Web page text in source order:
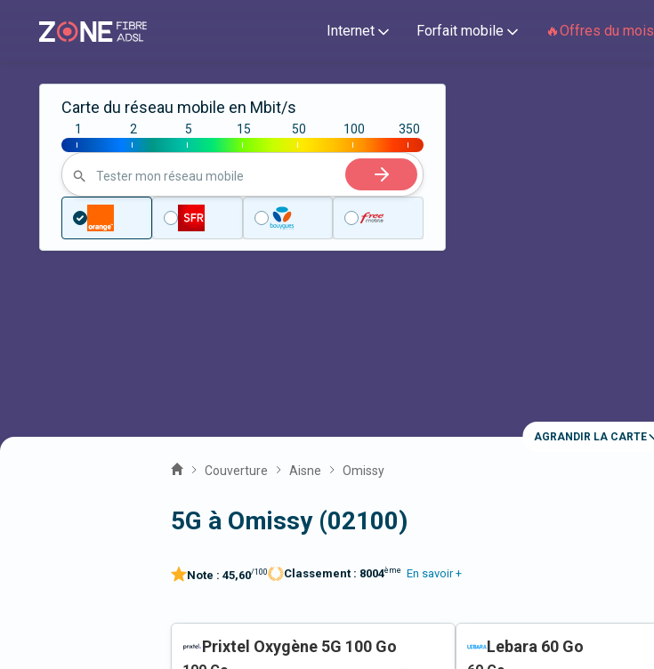
Internet Forfait mobile 🔥Offres du mois
Carte du réseau mobile en Mbit/s
|
1
|
2
|
5
|
15
|
50
|
100
|
350
Tester mon réseau mobile
AGRANDIR LA CARTE
Couverture Aisne Omissy
5G à Omissy (02100)
Note : 45,60/100 Classement : 8004ème En savoir +
Prixtel Oxygène 5G 100 Go Lebara 60 Go